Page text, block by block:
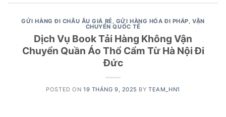
GỬI HÀNG ĐI CHÂU ÂU GIÁ RẺ, GỬI HÀNG HÓA ĐI PHÁP,VẬN
CHUYỂN QUỐC TẾ
Dịch Vụ Book Tải Hàng Không Vận
Chuyển Quần Áo Thổ Cẩm Từ Hà Nội Đi
Đức
POSTED ON 19 THÁNG 9, 2025 BYTEAM_HN1